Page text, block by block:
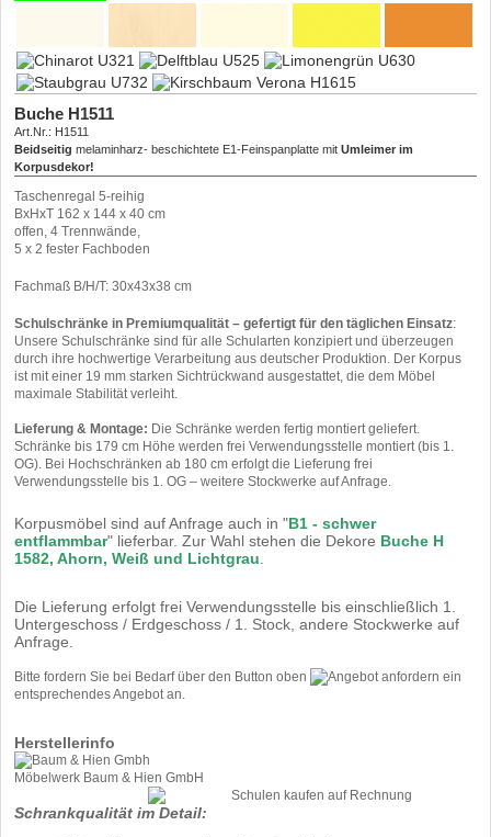
Bitte beachten:Bei Montage als Schrankwand sindSHV =
Sockelhöhenverstellerzwingend erforderlich
Buche H1511
Art.Nr.: H1511
Beidseitig melaminharz- beschichtete E1-Feinspanplatte mit Umleimer im
Korpusdekor!
Art.Nr.: H1582
Beidseitigmelaminharz- beschichtete E1-Feinspanplatte mit
Korpusdekor!
Art.Nr.: H1521
Beidseitigmelaminharz- beschichtete E1-Feinspanplatte mit
Korpusdekor!
Art.Nr.: H3170
Beidseitigmelaminharz- beschichtete E1-Feinspanplatte mit
Korpusdekor!
Art.Nr.: U708
Beidseitigmelaminharz- beschichtete E1-Feinspanplatte mit
Korpusdekor!
Art.Nr.: W980
Beidseitigmelaminharz- beschichtete E1-Feinspanplatte mit
Korpusdekor!
Art.Nr.: H1733
Beidseitigmelaminharz- beschichtete E1-Feinspanplatte mit
Korpusdekor!
Art.Nr.: U104
Beidseitigmelaminharz- beschichtete E1-Feinspanplatte mit
Korpusdekor!
Art.Nr.: U131
Beidseitigmelaminharz- beschichtete E1-Feinspanplatte mit
Korpusdekor!
Art.Nr.: U321
Beidseitigmelaminharz- beschichtete E1-Feinspanplatte mit
Korpusdekor!
Art.Nr.: U321
Beidseitigmelaminharz- beschichtete E1-Feinspanplatte mit
Korpusdekor!
Art.Nr.: U525
Beidseitigmelaminharz- beschichtete E1-Feinspanplatte mit
Korpusdekor!
Art.Nr.: U630
Beidseitigmelaminharz- beschichtete E1-Feinspanplatte mit
Korpusdekor!
Art.Nr.: U732
Beidseitigmelaminharz- beschichtete E1-Feinspanplatte mit
Korpusdekor!
Art.Nr.: H1615
Beidseitigmelaminharz- beschichtete E1-Feinspanplatte mit
Korpusdekor!
Taschenregal 5-reihig
BxHxT 162 x 144 x 40 cm
offen, 4 Trennwände,
5 x 2 fester Fachboden
Fachmaß B/H/T: 30x43x38 cm
Schulschränke in Premiumqualität – gefertigt für den täglichen Einsatz:
Unsere Schulschränke sind für alle Schularten konzipiert und überzeugen
durch ihre hochwertige Verarbeitung aus deutscher Produktion. Der Korpus
ist mit einer 19 mm starken Sichtrückwand ausgestattet, die dem Möbel
maximale Stabilität verleiht.
Lieferung & Montage: Die Schränke werden fertig montiert geliefert.
Schränke bis 179 cm Höhe werden frei Verwendungsstelle montiert (bis 1.
OG). Bei Hochschränken ab 180 cm erfolgt die Lieferung frei
Verwendungsstelle bis 1. OG – weitere Stockwerke auf Anfrage.
Korpusmöbel sind auf Anfrage auch in "B1 - schwer
entflammbar" lieferbar. Zur Wahl stehen die Dekore Buche H
1582, Ahorn, Weiß und Lichtgrau
Die Lieferung erfolgt frei Verwendungsstelle bis einschließlich 1.
Untergeschoss / Erdgeschoss / 1. Stock, andere Stockwerke auf
Anfrage.
Bitte fordern Sie bei Bedarf über den Button oben
ein
entsprechendes Angebot an.
Herstellerinfo
Möbelwerk Baum & Hien GmbH
Schrankqualität im Detail: